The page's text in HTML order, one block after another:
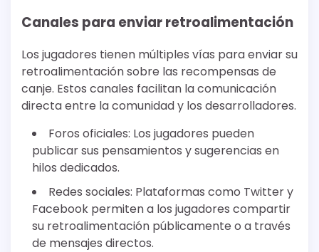
Canales para enviar retroalimentación
Los jugadores tienen múltiples vías para enviar su
retroalimentación sobre las recompensas de
canje. Estos canales facilitan la comunicación
directa entre la comunidad y los desarrolladores.
Foros oficiales: Los jugadores pueden
publicar sus pensamientos y sugerencias en
hilos dedicados.
Redes sociales: Plataformas como Twitter y
Facebook permiten a los jugadores compartir
su retroalimentación públicamente o a través
de mensajes directos.